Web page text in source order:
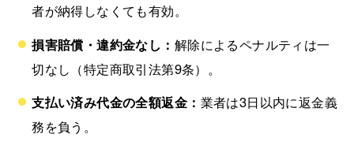
者が納得しなくても有効。
損害賠償・違約金なし： 解除によるペナルティは一
切なし（特定商取引法第9条）。
支払い済み代金の全額返金： 業者は3日以内に返金義
務を負う。